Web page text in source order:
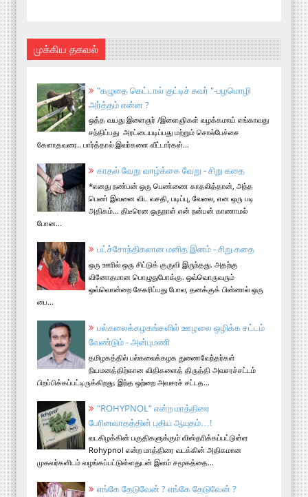
முக்கிய தகவல்
"கழுதை கெட்டால் குட்டிச் சுவர் "-பழமொழி
அர்த்தம் என்ன ?
ஒத்த வயது இளைஞர் /இளைஞிகள் வழக்கமாய் எங்காவது
சந்திப்பது அரட்டையடிப்பது மற்றும் சொல்பேச்சை
கேளாதவரை.. பார்த்தால் இவர்களை வீட்டார்கள்...
காதல் வேறு வாழ்க்கை வேறு - சிறு கதை
*எனது நண்பன் ஒரு பெண்ணை காதலித்தான், அந்த
பெண் இவனை விட வசதி, படிப்பு, வேலை, என ஒரு படி
அதிகம்... திடீரென ஒருநாள் என் நன்பன் காணாமல்
போன...
பட்ச்சோந்திகலான மனித இனம் - சிறு கதை
ஒரு ஊரில் ஒரு சிட்டுக் குருவி இருந்தது. அதற்கு
வினோதமான பொழுதுபோக்கு. ஒவ்வொருவரும்
ஒவ்வொன்றை சேகரிப்பது போல, தனக்குக் பின்னால் ஒரு
பை...
பல்கலைக்கழகங்களில் ஊழலை ஒழிக்க சட்டம்
வேண்டும் - அன்புமணி
தமிழகத்தில் பல்கலைக்கழக துணைவேந்தர்கள்
நியமனத்திற்கான விதிகளைத் திருத்தி அவசரச்சட்டம்
பிறப்பிக்கப்பட்டிருக்கிறது. இந்த ஒற்றை அவசரச் சட்டத...
"ROHYPNOL” என்ற மாத்திரை
பேரினவாதத்தின் புதிய ஆயுதம்…!
வடகிழக்கின் பகுதிகளுக்கும் விஸ்தரிக்கப்பட்டுள்ள
Rohypnol என்ற மாத்திரை வடக்கின் அதிகமான
முகவர்களிடம் வழங்கப்பட்டுள்ளதுடன் இளம் சமூகத்தை...
எங்கே தேடுவேன் ? எங்கே தேடுவேன் ?